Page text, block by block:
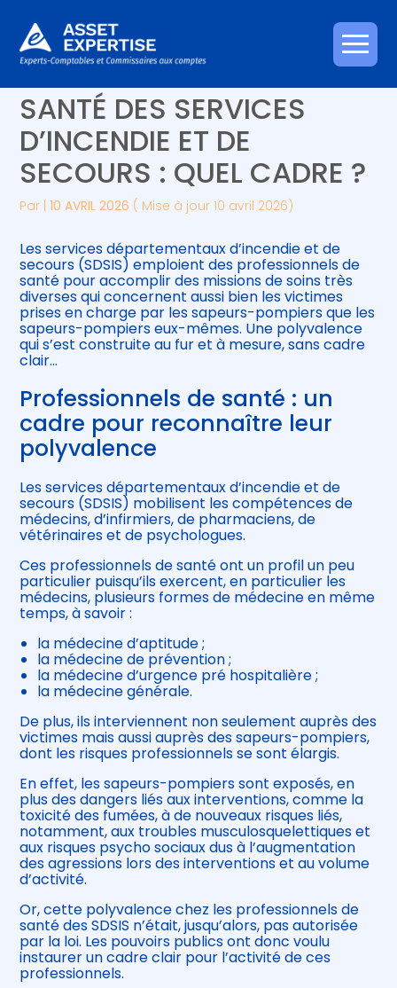
Aller
au
Créer et reprendre une activité
Gérer votre quotidien
Piloter votre entreprise
Développer votre entreprise
Être prêt pour la facturation
électronique
Piloter votre gestion
Suivre votre comptabilité
Gérer vos ressources humaines
PROFESSIONNELS DE
SANTÉ DES SERVICES
D’INCENDIE ET DE
SECOURS : QUEL CADRE ?
Par |10 AVRIL 2026 ( Mise à jour 10 avril 2026)
Les services départementaux d’incendie et de
secours (SDSIS) emploient des professionnels de
santé pour accomplir des missions de soins très
diverses qui concernent aussi bien les victimes
prises en charge par les sapeurs-pompiers que les
sapeurs-pompiers eux-mêmes. Une polyvalence
qui s’est construite au fur et à mesure, sans cadre
clair…
Professionnels de santé : un
cadre pour reconnaître leur
polyvalence
Les services départementaux d’incendie et de
secours (SDSIS) mobilisent les compétences de
médecins, d’infirmiers, de pharmaciens, de
vétérinaires et de psychologues.
Ces professionnels de santé ont un profil un peu
particulier puisqu’ils exercent, en particulier les
médecins, plusieurs formes de médecine en même
temps, à savoir :
la médecine d’aptitude ;
la médecine de prévention ;
la médecine d’urgence pré hospitalière ;
la médecine générale.
De plus, ils interviennent non seulement auprès des
victimes mais aussi auprès des sapeurs-pompiers,
dont les risques professionnels se sont élargis.
En effet, les sapeurs-pompiers sont exposés, en
plus des dangers liés aux interventions, comme la
toxicité des fumées, à de nouveaux risques liés,
notamment, aux troubles musculosquelettiques et
aux risques psycho sociaux dus à l’augmentation
des agressions lors des interventions et au volume
d’activité.
Or, cette polyvalence chez les professionnels de
santé des SDSIS n’était, jusqu’alors, pas autorisée
par la loi. Les pouvoirs publics ont donc voulu
instaurer un cadre clair pour l’activité de ces
professionnels.